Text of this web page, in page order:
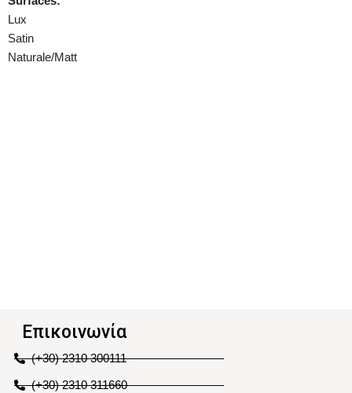
Lux
Satin
Naturale/Matt
Επικοινωνία
(+30) 2310 300111
(+30) 2310 311660